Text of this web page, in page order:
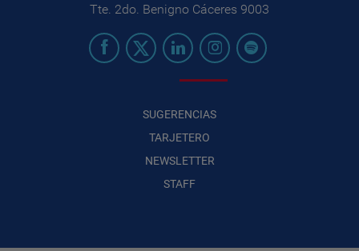
Tte. 2do. Benigno Cáceres 9003
SUGERENCIAS
TARJETERO
NEWSLETTER
STAFF